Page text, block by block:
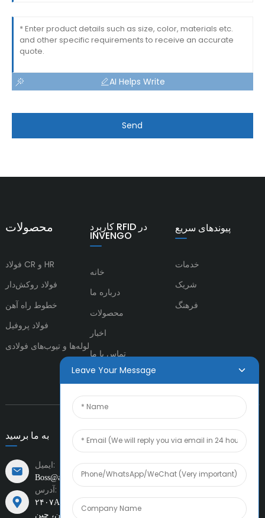
AI Helps Write
Send
محصولات
فولاد CR و HR
فولاد روکش‌دار
خطوط راه آهن
فولاد پروفیل
لوله‌ها و تیوب‌های فولادی
کاربرد RFID در
INVENGO
خانه
درباره ما
محصولات
اخبار
تماس با ما
پیوندهای سریع
خدمات
شریک
فرهنگ
به ما برسید
ایمیل:
Boss@amiacero.com
آدرس:
۲۴۰۷A، موسسه مالی چاو تای فوک
مرکز، خیابان اول و تقاطع
جاده غربی شینچنگ، تدا، تیانجین، چین
Leave Your Message